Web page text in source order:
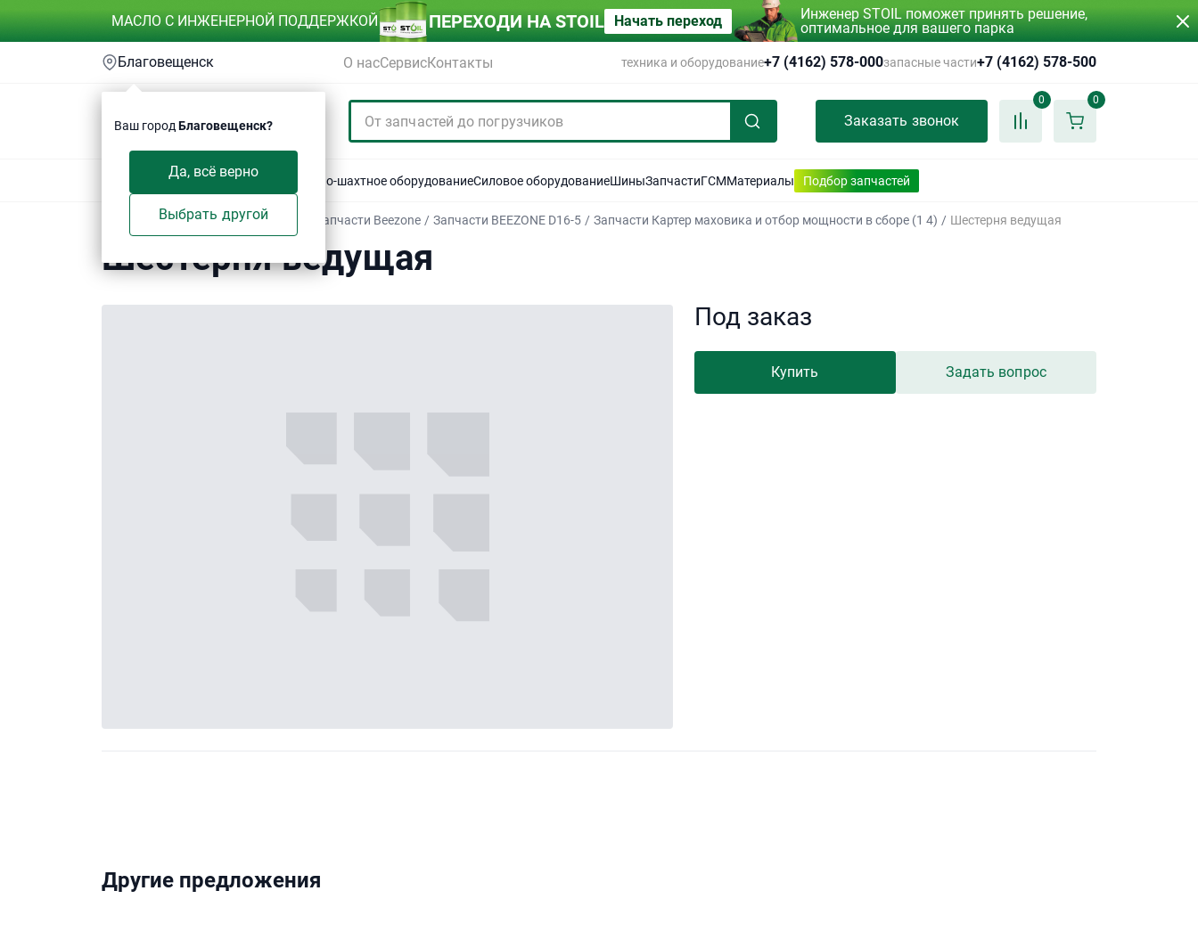
МАСЛО С ИНЖЕНЕРНОЙ ПОДДЕРЖКОЙ ПЕРЕХОДИ НА STOIL Начать переход
Инженер STOIL поможет принять решение,
оптимальное для вашего парка
Благовещенск
Ваш город Благовещенск?
Да, всё верно
Выбрать другой
О насСервисКонтакты техника и оборудование+7 (4162) 578-000запасные части+7 (4162) 578-500
Заказать звонок
0 0
СпецтехникаАвтотехника Горно-шахтное оборудованиеСиловое оборудованиеШиныЗапчастиГСММатериалы Подбор запчастей
Техсервис / Электронный каталог Запчасти Beezone / Запчасти BEEZONE D16-5 / Запчасти Картер маховика и отбор мощности в сборе (1 4) / Шестерня ведущая
Шестерня ведущая
Под заказ
Купить Задать вопрос
Другие предложения